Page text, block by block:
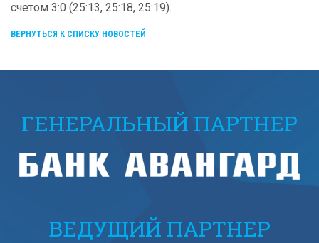
счетом 3:0 (25:13, 25:18, 25:19).
ВЕРНУТЬСЯ К СПИСКУ НОВОСТЕЙ
ГЕНЕРАЛЬНЫЙ ПАРТНЕР
ВЕДУЩИЙ ПАРТНЕР